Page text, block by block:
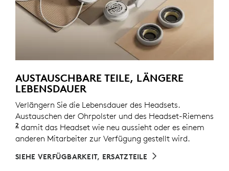
AUSTAUSCHBARE TEILE, LÄNGERE
LEBENSDAUER
Verlängern Sie die Lebensdauer des Headsets.
Austauschen der Ohrpolster und des Headset-Riemens
2 Ersatzteile sind möglicherweise nicht in allen
damit das Headset wie neu aussieht oder es einem
anderen Mitarbeiter zur Verfügung gestellt wird.
SIEHE VERFÜGBARKEIT, ERSATZTEILE